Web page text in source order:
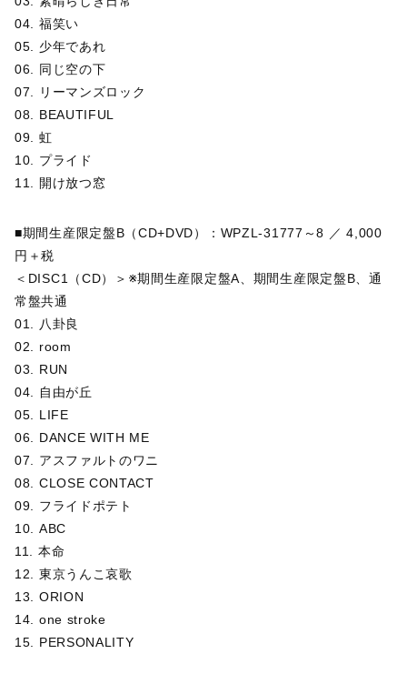
04. 福笑い
05. 少年であれ
06. 同じ空の下
07. リーマンズロック
08. BEAUTIFUL
09. 虹
10. プライド
11. 開け放つ窓
■期間生産限定盤B（CD+DVD）：WPZL-31777～8 ／ 4,000
円＋税
＜DISC1（CD）＞※期間生産限定盤A、期間生産限定盤B、通
常盤共通
01. 八卦良
02. room
03. RUN
04. 自由が丘
05. LIFE
06. DANCE WITH ME
07. アスファルトのワニ
08. CLOSE CONTACT
09. フライドポテト
10. ABC
11. 本命
12. 東京うんこ哀歌
13. ORION
14. one stroke
15. PERSONALITY